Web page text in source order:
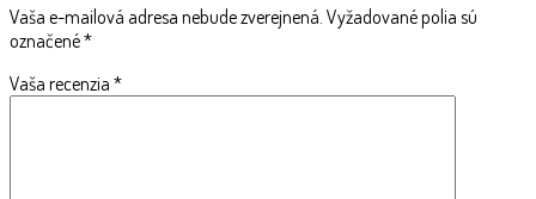
Vaša e-mailová adresa nebude zverejnená. Vyžadované polia sú
označené*
Vaša recenzia *